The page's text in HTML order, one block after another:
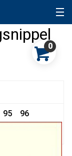
0
95 96